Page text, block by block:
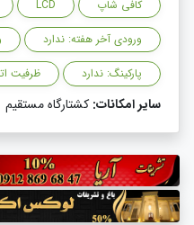
کافی شاپ LCD
ورودی آخر هفته: ندارد
پارکینگ: ندارد
ظرفیت
سایر امکانات: کشتارگاه مستقیم